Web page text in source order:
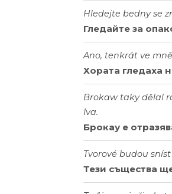
Hledejte bedny se
Гледайте за
Ano, tenkrát ve
Хората гледаха
Brokaw taky dělal
Iva.
Брокау е
Tvorové budou sníst
Тези същества